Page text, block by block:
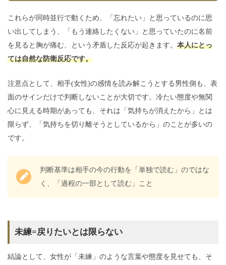
これらが同時並行で動くため、「忘れたい」と思っているのに思
い出してしまう、「もう連絡したくない」と思っていたのに名前
を見ると胸が痛む、という矛盾した反応が起きます。 本人にとっ
ては自然な防衛反応です。
注意点として、相手(女性)の感情を読み解こうとする男性側も、表
面のサインだけで判断しないことが大切です。冷たい態度や無関
心に見える時期があっても、それは「気持ちが消えたから」とは
限らず、「気持ちを切り離そうとしているから」のことが多いの
です。
判断基準は相手の今の行動を「単独で読む」のではな
く、「過程の一部として読む」こと
未練=戻りたいとは限らない
結論として、女性が「未練」のような言葉や態度を見せても、そ